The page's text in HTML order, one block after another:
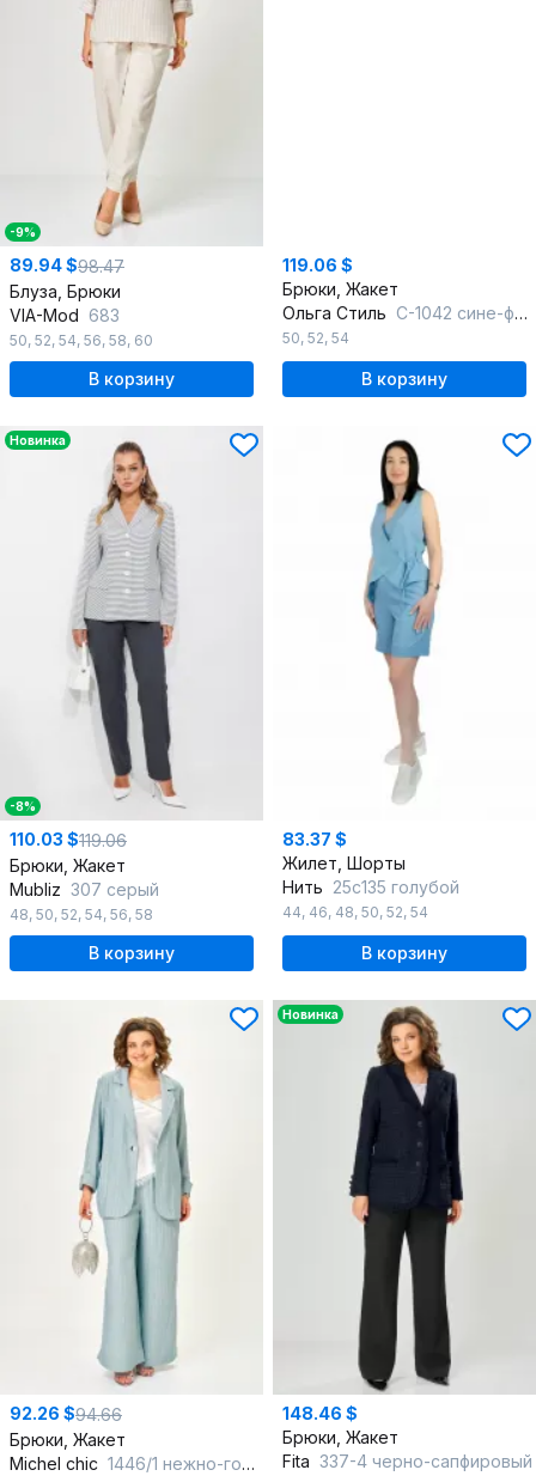
-9%
89.94 $98.47
Блуза, Брюки
VIA-Mod 683
50, 52, 54, 56, 58, 60
В корзину
119.06 $
Брюки, Жакет
Ольга Стиль С-1042 сине-фиолетовый
50, 52, 54
В корзину
Новинка
-8%
110.03 $119.06
Брюки, Жакет
Mubliz 307 серый
48, 50, 52, 54, 56, 58
В корзину
83.37 $
Жилет, Шорты
Нить 25с135 голубой
44, 46, 48, 50, 52, 54
В корзину
92.26 $94.66
Брюки, Жакет
Michel chic 1446/1 нежно-голубой
Новинка
148.46 $
Брюки, Жакет
Fita 337-4 черно-сапфировый